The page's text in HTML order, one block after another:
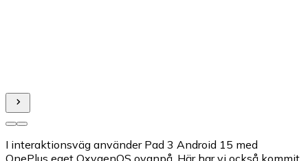
I interaktionsväg använder Pad 3 Android 15 med